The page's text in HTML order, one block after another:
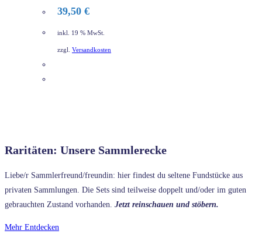
39,50 €
inkl. 19 % MwSt.
zzgl. Versandkosten
Raritäten: Unsere Sammlerecke
Liebe/r Sammlerfreund/freundin: hier findest du seltene Fundstücke aus
privaten Sammlungen. Die Sets sind teilweise doppelt und/oder im guten
gebrauchten Zustand vorhanden. Jetzt reinschauen und stöbern.
Mehr Entdecken